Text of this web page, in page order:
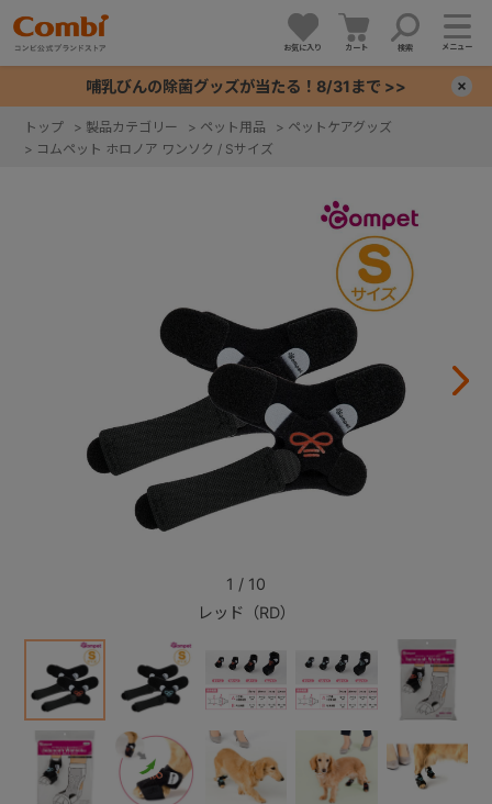
お気に入り カート 検索 メニュー
哺乳びんの除菌グッズが当たる！8/31まで >>
トップ > 製品カテゴリー > ペット用品 > ペットケアグッズ
> コムペット ホロノア ワンソク / Sサイズ
レッド（RD）
1 / 10